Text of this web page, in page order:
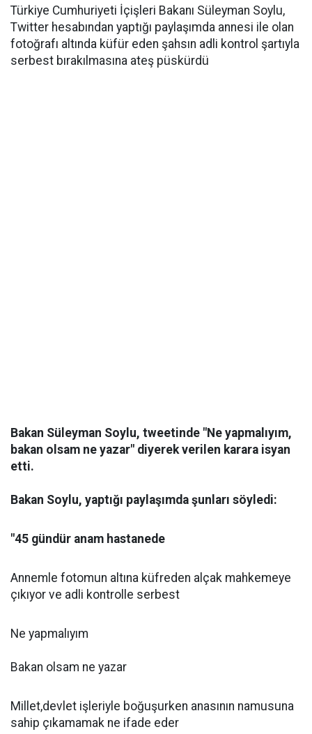
Türkiye Cumhuriyeti İçişleri Bakanı Süleyman Soylu,
Twitter hesabından yaptığı paylaşımda annesi ile olan
fotoğrafı altında küfür eden şahsın adli kontrol şartıyla
serbest bırakılmasına ateş püskürdü
Bakan Süleyman Soylu, tweetinde "Ne yapmalıyım,
bakan olsam ne yazar" diyerek verilen karara isyan
etti.
Bakan Soylu, yaptığı paylaşımda şunları söyledi:
"45 gündür anam hastanede
Annemle fotomun altına küfreden alçak mahkemeye
çıkıyor ve adli kontrolle serbest
Ne yapmalıyım
Bakan olsam ne yazar
Millet,devlet işleriyle boğuşurken anasının namusuna
sahip çıkamamak ne ifade eder